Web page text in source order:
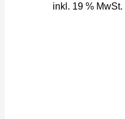
inkl. 19 % MwSt.